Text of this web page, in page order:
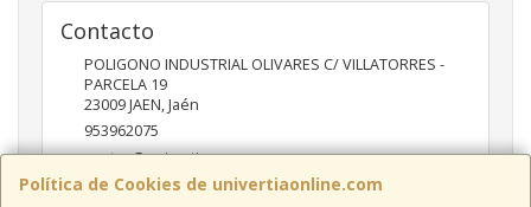
Política de Cookies de univertiaonline.com
Contacto
POLIGONO INDUSTRIAL OLIVARES C/ VILLATORRES -
PARCELA 19
23009JAEN,Jaén
953962075
ventas@univertia.es